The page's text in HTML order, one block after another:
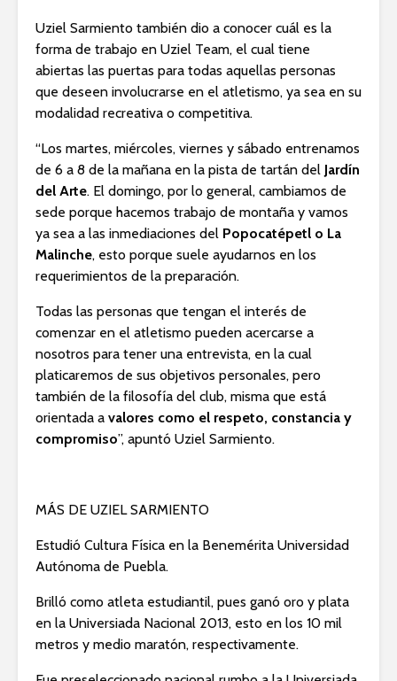
Uziel Sarmiento también dio a conocer cuál es la
forma de trabajo en Uziel Team, el cual tiene
abiertas las puertas para todas aquellas personas
que deseen involucrarse en el atletismo, ya sea en su
modalidad recreativa o competitiva.
“Los martes, miércoles, viernes y sábado entrenamos
de 6 a 8 de la mañana en la pista de tartán del Jardín
del Arte. El domingo, por lo general, cambiamos de
sede porque hacemos trabajo de montaña y vamos
ya sea a las inmediaciones del Popocatépetl o La
Malinche, esto porque suele ayudarnos en los
requerimientos de la preparación.
Todas las personas que tengan el interés de
comenzar en el atletismo pueden acercarse a
nosotros para tener una entrevista, en la cual
platicaremos de sus objetivos personales, pero
también de la filosofía del club, misma que está
orientada a valores como el respeto, constancia y
compromiso”, apuntó Uziel Sarmiento.
MÁS DE UZIEL SARMIENTO
Estudió Cultura Física en la Benemérita Universidad
Autónoma de Puebla.
Brilló como atleta estudiantil, pues ganó oro y plata
en la Universiada Nacional 2013, esto en los 10 mil
metros y medio maratón, respectivamente.